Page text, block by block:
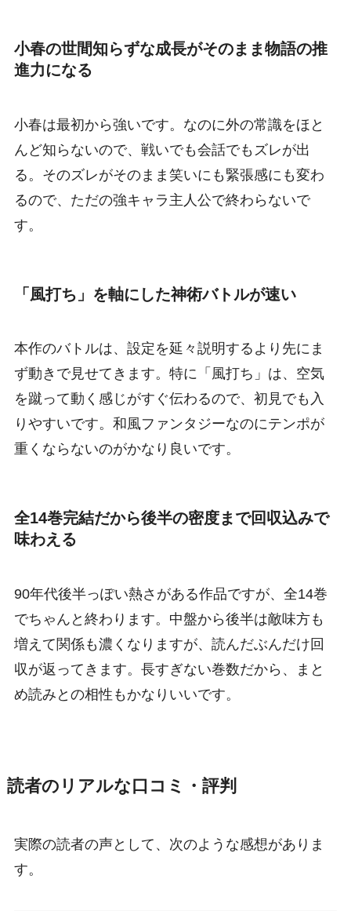
小春の世間知らずな成長がそのまま物語の推
進力になる
小春は最初から強いです。なのに外の常識をほと
んど知らないので、戦いでも会話でもズレが出
る。そのズレがそのまま笑いにも緊張感にも変わ
るので、ただの強キャラ主人公で終わらないで
す。
「風打ち」を軸にした神術バトルが速い
本作のバトルは、設定を延々説明するより先にま
ず動きで見せてきます。特に「風打ち」は、空気
を蹴って動く感じがすぐ伝わるので、初見でも入
りやすいです。和風ファンタジーなのにテンポが
重くならないのがかなり良いです。
全14巻完結だから後半の密度まで回収込みで
味わえる
90年代後半っぽい熱さがある作品ですが、全14巻
でちゃんと終わります。中盤から後半は敵味方も
増えて関係も濃くなりますが、読んだぶんだけ回
収が返ってきます。長すぎない巻数だから、まと
め読みとの相性もかなりいいです。
読者のリアルな口コミ・評判
実際の読者の声として、次のような感想がありま
す。